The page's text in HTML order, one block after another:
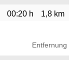
00:20 h 1,8 km
Entfernung